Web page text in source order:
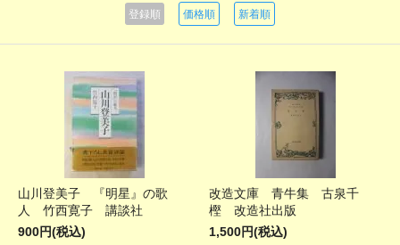
登録順 価格順 新着順
山川登美子 『明星』の歌
人 竹西寛子 講談社
900円(税込)
改造文庫 青牛集 古泉千
樫 改造社出版
1,500円(税込)